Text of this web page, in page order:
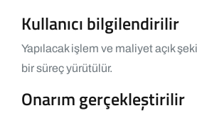
Kullanıcı bilgilendirilir
Yapılacak işlem ve maliyet açık
bir süreç yürütülür.
Onarım gerçekleştirilir